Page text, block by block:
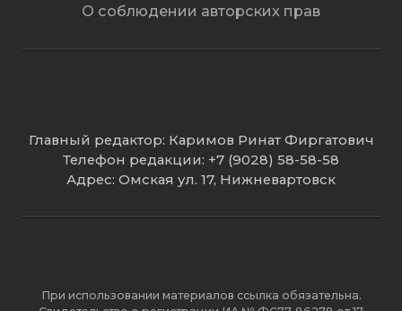
О соблюдении авторских прав
Главный редактор: Каримов Ринат Фиргатович
Телефон редакции: +7 (9028) 58-58-58
Адрес: Омская ул. 17, Нижневартовск
При использовании материалов ссылка обязательна.